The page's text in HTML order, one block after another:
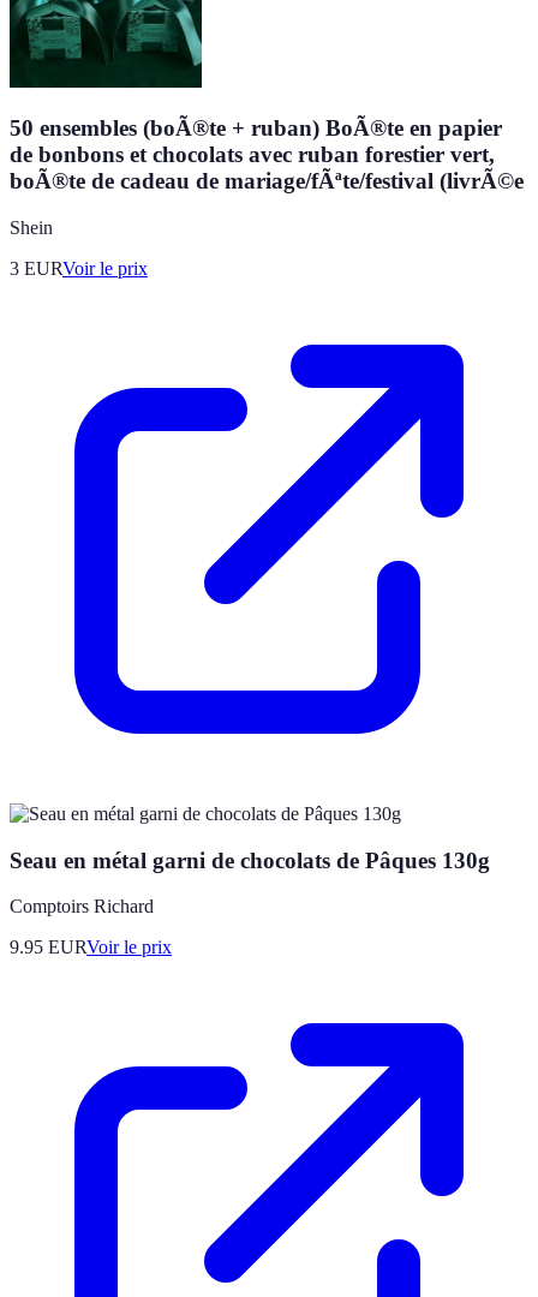
50 ensembles (boÃ®te + ruban) BoÃ®te en papier
de bonbons et chocolats avec ruban forestier vert,
boÃ®te de cadeau de mariage/fÃªte/festival (livrÃ©e
Shein
3 EURVoir le prix
Seau en métal garni de chocolats de Pâques 130g
Comptoirs Richard
9.95 EURVoir le prix